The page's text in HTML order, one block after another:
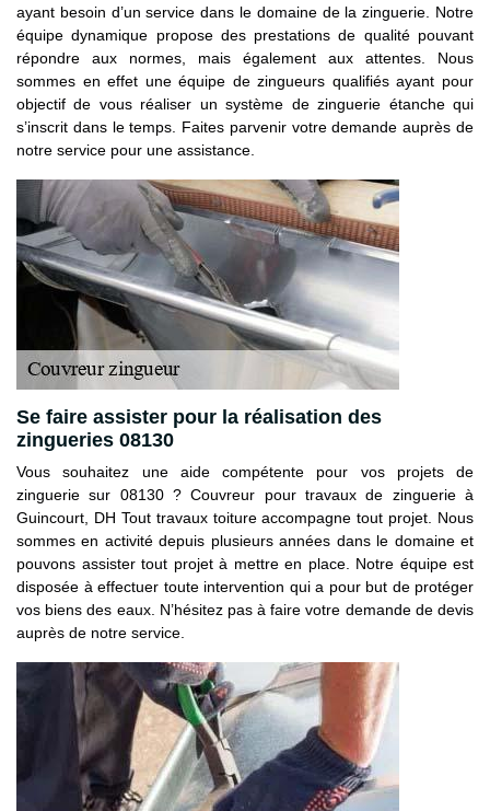
ayant besoin d’un service dans le domaine de la zinguerie. Notre
équipe dynamique propose des prestations de qualité pouvant
répondre aux normes, mais également aux attentes. Nous
sommes en effet une équipe de zingueurs qualifiés ayant pour
objectif de vous réaliser un système de zinguerie étanche qui
s’inscrit dans le temps. Faites parvenir votre demande auprès de
notre service pour une assistance.
Se faire assister pour la réalisation des
zingueries 08130
Vous souhaitez une aide compétente pour vos projets de
zinguerie sur 08130 ? Couvreur pour travaux de zinguerie à
Guincourt, DH Tout travaux toiture accompagne tout projet. Nous
sommes en activité depuis plusieurs années dans le domaine et
pouvons assister tout projet à mettre en place. Notre équipe est
disposée à effectuer toute intervention qui a pour but de protéger
vos biens des eaux. N’hésitez pas à faire votre demande de devis
auprès de notre service.